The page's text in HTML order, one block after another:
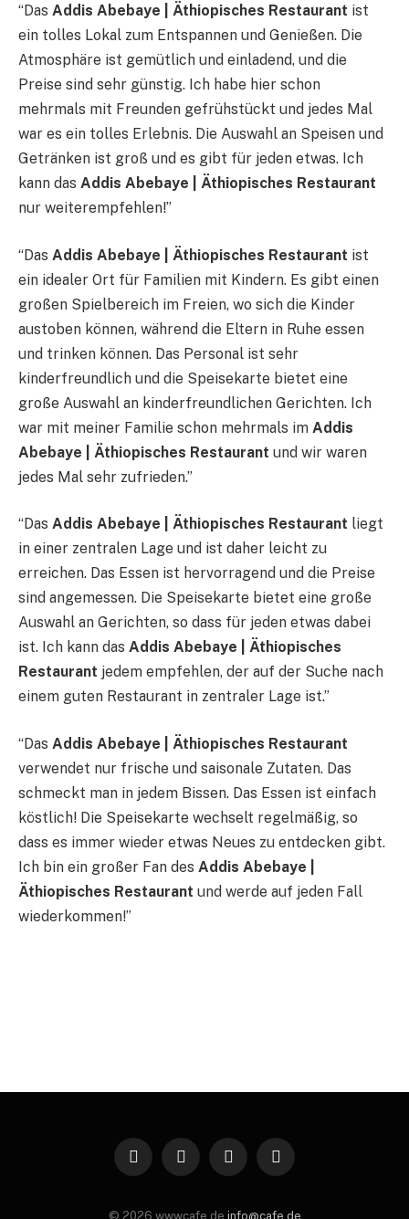
“Das Addis Abebaye | Äthiopisches Restaurant ist
ein tolles Lokal zum Entspannen und Genießen. Die
Atmosphäre ist gemütlich und einladend, und die
Preise sind sehr günstig. Ich habe hier schon
mehrmals mit Freunden gefrühstückt und jedes Mal
war es ein tolles Erlebnis. Die Auswahl an Speisen und
Getränken ist groß und es gibt für jeden etwas. Ich
kann das Addis Abebaye | Äthiopisches Restaurant
nur weiterempfehlen!”
“Das Addis Abebaye | Äthiopisches Restaurant ist
ein idealer Ort für Familien mit Kindern. Es gibt einen
großen Spielbereich im Freien, wo sich die Kinder
austoben können, während die Eltern in Ruhe essen
und trinken können. Das Personal ist sehr
kinderfreundlich und die Speisekarte bietet eine
große Auswahl an kinderfreundlichen Gerichten. Ich
war mit meiner Familie schon mehrmals im Addis
Abebaye | Äthiopisches Restaurant und wir waren
jedes Mal sehr zufrieden.”
“Das Addis Abebaye | Äthiopisches Restaurant liegt
in einer zentralen Lage und ist daher leicht zu
erreichen. Das Essen ist hervorragend und die Preise
sind angemessen. Die Speisekarte bietet eine große
Auswahl an Gerichten, so dass für jeden etwas dabei
ist. Ich kann das Addis Abebaye | Äthiopisches
Restaurant jedem empfehlen, der auf der Suche nach
einem guten Restaurant in zentraler Lage ist.”
“Das Addis Abebaye | Äthiopisches Restaurant
verwendet nur frische und saisonale Zutaten. Das
schmeckt man in jedem Bissen. Das Essen ist einfach
köstlich! Die Speisekarte wechselt regelmäßig, so
dass es immer wieder etwas Neues zu entdecken gibt.
Ich bin ein großer Fan des Addis Abebaye |
Äthiopisches Restaurant und werde auf jeden Fall
wiederkommen!”
FacebookTwitter InstagramPinterest
© 2026 wwwcafe.de info@cafe.de